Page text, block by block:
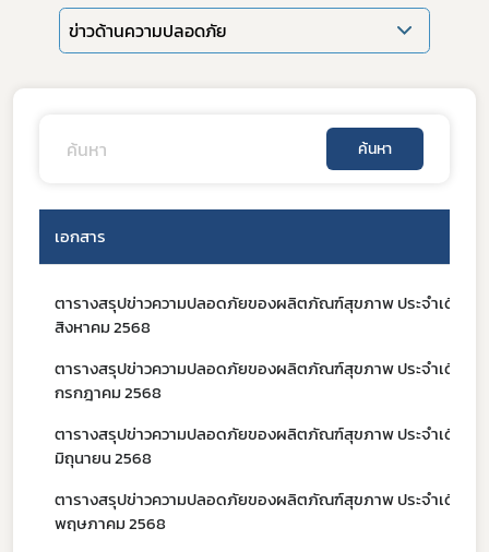
ข่าวด้านความปลอดภัย
ค้นหา
เอกสาร
ตารางสรุปข่าวความปลอดภัยของผลิตภัณฑ์สุขภาพ ประจำเดือน
สิงหาคม 2568
ตารางสรุปข่าวความปลอดภัยของผลิตภัณฑ์สุขภาพ ประจำเดือน
กรกฎาคม 2568
ตารางสรุปข่าวความปลอดภัยของผลิตภัณฑ์สุขภาพ ประจำเดือน
มิถุนายน 2568
ตารางสรุปข่าวความปลอดภัยของผลิตภัณฑ์สุขภาพ ประจำเดือน
พฤษภาคม 2568
เลือกหัวข้อที่ท่านต้องการ Subscribe